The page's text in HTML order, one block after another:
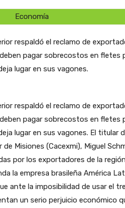
Economía
respaldó el reclamo de
pagar sobrecostos en fletes
lugar en sus vagones.
respaldó el reclamo de
pagar sobrecostos en fletes
lugar en sus vagones. El titular
Misiones (Cacexmi), Miguel
por los exportadores de la
la empresa brasileña América
ante la imposibilidad de usar el
un serio perjuicio económico